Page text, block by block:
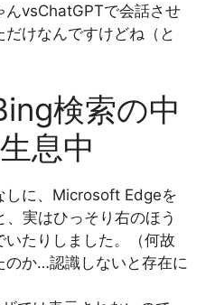
vsChatGPTで会話させ
けなんですけどね（と
検索の中
息中
に、Microsoft Edgeを
実はひっそり右のほう
たりしました。（何故
のか…認識しないと存在に